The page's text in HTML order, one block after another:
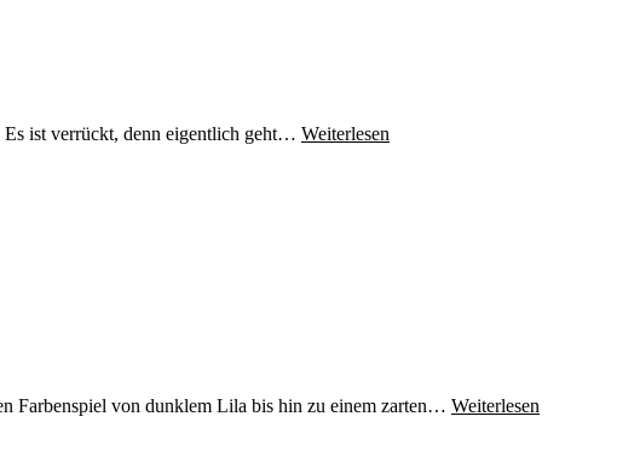
Es ist verrückt, denn eigentlich geht… Weiterlesen
Farbenspiel von dunklem Lila bis hin zu einem zarten… Weiterlesen